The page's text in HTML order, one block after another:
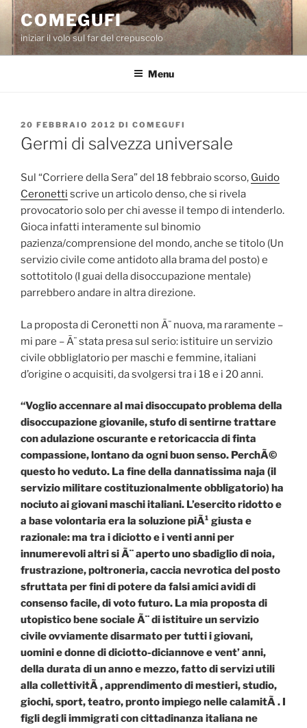
Salta
contenuto
COMEGUFI
iniziar il volo sul far del crepuscolo
Menu
PUBBLICATO
IL
20 FEBBRAIO 2012 DI COMEGUFI
Germi di salvezza universale
Sul “Corriere della Sera” del 18 febbraio scorso, Guido
Ceronetti scrive un articolo denso, che si rivela
provocatorio solo per chi avesse il tempo di intenderlo.
Gioca infatti interamente sul binomio
pazienza/comprensione del mondo, anche se titolo (Un
servizio civile come antidoto alla brama del posto) e
sottotitolo (I guai della disoccupazione mentale)
parrebbero andare in altra direzione.
La proposta di Ceronetti non Ã¨ nuova, ma raramente –
mi pare – Ã¨ stata presa sul serio: istituire un servizio
civile obbliglatorio per maschi e femmine, italiani
d’origine o acquisiti, da svolgersi tra i 18 e i 20 anni.
“Voglio accennare al mai disoccupato problema della
disoccupazione giovanile, stufo di sentirne trattare
con adulazione oscurante e retoricaccia di finta
compassione, lontano da ogni buon senso. PerchÃ©
questo ho veduto. La fine della dannatissima naja (il
servizio militare costituzionalmente obbligatorio) ha
nociuto ai giovani maschi italiani. L’esercito ridotto e
a base volontaria era la soluzione piÃ¹ giusta e
razionale: ma tra i diciotto e i venti anni per
innumerevoli altri si Ã¨ aperto uno sbadiglio di noia,
frustrazione, poltroneria, caccia nevrotica del posto
sfruttata per fini di potere da falsi amici avidi di
consenso facile, di voto futuro. La mia proposta di
utopistico bene sociale Ã¨ di istituire un servizio
civile ovviamente disarmato per tutti i giovani,
uomini e donne di diciotto-diciannove e vent’ anni,
della durata di un anno e mezzo, fatto di servizi utili
alla collettivitÃ , apprendimento di mestieri, studio,
giochi, sport, teatro, pronto impiego nelle calamitÃ . I
figli degli immigrati con cittadinanza italiana ne